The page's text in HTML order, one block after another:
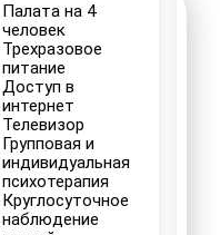
Палата на 4
человек
Трехразовое
питание
Доступ в
интернет
Телевизор
Групповая и
индивидуальная
психотерапия
Круглосуточное
наблюдение